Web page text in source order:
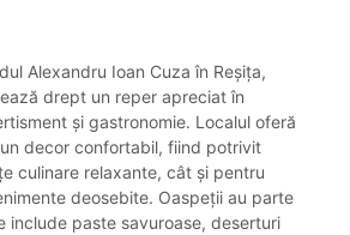
Alexandru Ioan Cuza în Reșița,
drept un reper apreciat în
și gastronomie. Localul oferă
decor confortabil, fiind potrivit
culinare relaxante, cât și pentru
deosebite. Oaspeții au parte
include paste savuroase, deserturi